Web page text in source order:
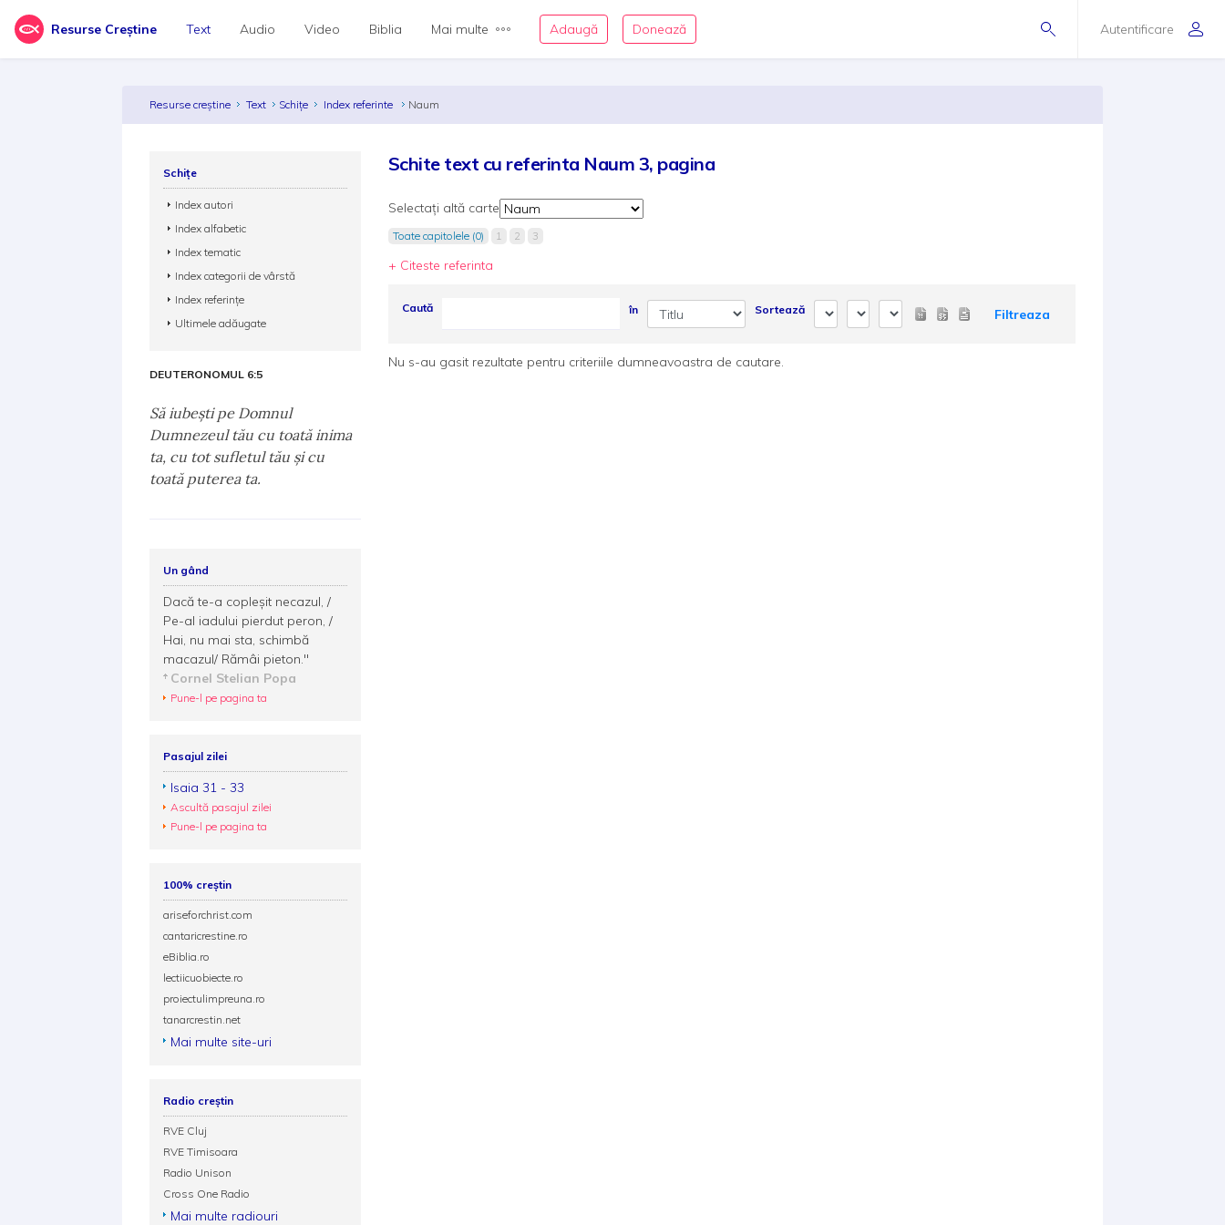
Resurse Creștine Autentificare
Text Audio Video Biblia Mai multe Adaugă Donează
Resurse creștine Text Schițe Index referinte Naum
Schite text cu referinta Naum 3, pagina
Selectați altă carte
Toate capitolele (0) 1 2 3
+ Citeste referinta
Caută în Sortează Filtreaza
Nu s-au gasit rezultate pentru criteriile dumneavoastra de cautare.
Schițe
Index autori
Index alfabetic
Index tematic
Index categorii de vârstă
Index referințe
Ultimele adăugate
DEUTERONOMUL 6:5
Să iubeşti pe Domnul
Dumnezeul tău cu toată inima
ta, cu tot sufletul tău şi cu
toată puterea ta.
Un gând
Dacă te-a copleşit necazul, /
Pe-al iadului pierdut peron, /
Hai, nu mai sta, schimbă
macazul/ Rămâi pieton."
Cornel Stelian Popa
Pune-l pe pagina ta
Pasajul zilei
Isaia 31 - 33
Ascultă pasajul zilei
Pune-l pe pagina ta
100% creștin
ariseforchrist.com
cantaricrestine.ro
eBiblia.ro
lectiicuobiecte.ro
proiectulimpreuna.ro
tanarcrestin.net
Mai multe site-uri
Radio creștin
RVE Cluj
RVE Timisoara
Radio Unison
Cross One Radio
Mai multe radiouri